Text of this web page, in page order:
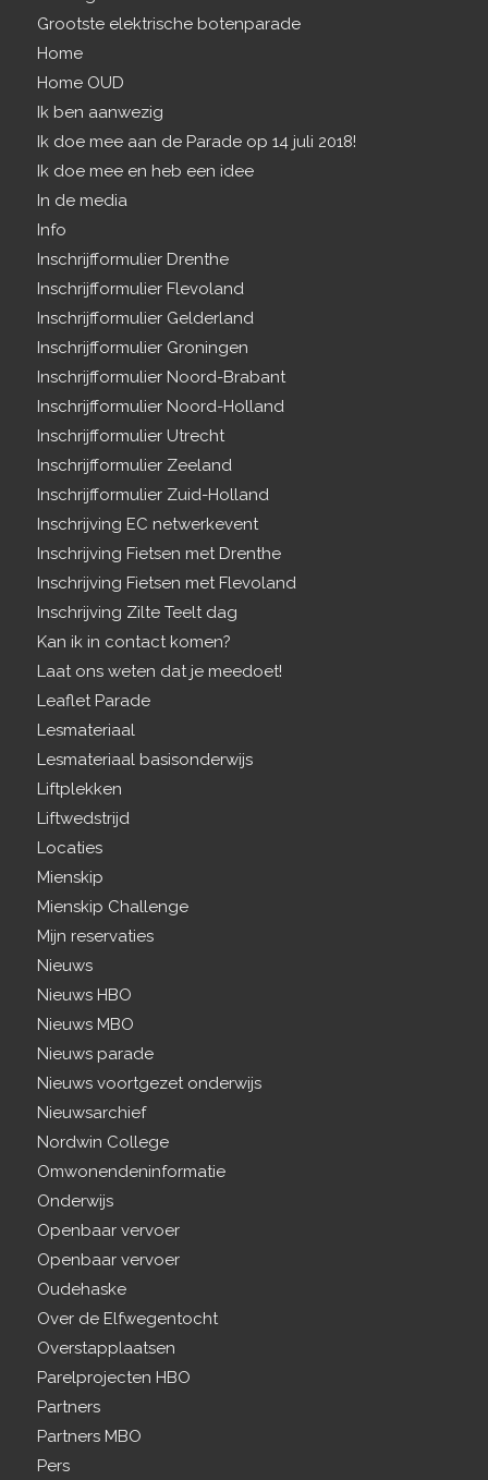
Grootste elektrische botenparade
Home
Home OUD
Ik ben aanwezig
Ik doe mee aan de Parade op 14 juli 2018!
Ik doe mee en heb een idee
In de media
Info
Inschrijfformulier Drenthe
Inschrijfformulier Flevoland
Inschrijfformulier Gelderland
Inschrijfformulier Groningen
Inschrijfformulier Noord-Brabant
Inschrijfformulier Noord-Holland
Inschrijfformulier Utrecht
Inschrijfformulier Zeeland
Inschrijfformulier Zuid-Holland
Inschrijving EC netwerkevent
Inschrijving Fietsen met Drenthe
Inschrijving Fietsen met Flevoland
Inschrijving Zilte Teelt dag
Kan ik in contact komen?
Laat ons weten dat je meedoet!
Leaflet Parade
Lesmateriaal
Lesmateriaal basisonderwijs
Liftplekken
Liftwedstrijd
Locaties
Mienskip
Mienskip Challenge
Mijn reservaties
Nieuws
Nieuws HBO
Nieuws MBO
Nieuws parade
Nieuws voortgezet onderwijs
Nieuwsarchief
Nordwin College
Omwonendeninformatie
Onderwijs
Openbaar vervoer
Openbaar vervoer
Oudehaske
Over de Elfwegentocht
Overstapplaatsen
Parelprojecten HBO
Partners
Partners MBO
Pers